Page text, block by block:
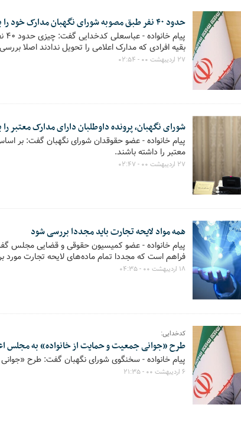
حدود ۴۰ نفر طبق مصوبه شورای نگهبان مدارک خود را به وزارت کشور داده‌اند
بقیه افرادی که مدارک اعلامی را تحویل ندادند اصلا
۲۷ اردیبهشت ۰۰ - ۰۲:۵۴
شورای نگهبان، پرونده داوطلبان دارای مدارک معتبر
پیام خانواده - عضو حقوقدان شورای نگهبان گفت: بر
معتبر را داشته باشند.
۲۷ اردیبهشت ۰۰ - ۰۲:۴۷
همه مواد لایحه تجارت باید مجددا بررسی شود
پیام خانواده - عضو کمیسیون حقوقی و قضایی مجلس
فراهم است که مجددا تمام ماده‌های لایحه تجارت مورد
۱۸ اردیبهشت ۰۰ - ۰۴:۳۵
کدخدایی:
طرح «جوانی جمعیت و حمایت از خانواده» به مجلس
پیام خانواده - سخنگوی شورای نگهبان گفت: طرح
۶ اردیبهشت ۰۰ - ۲۱:۳۵